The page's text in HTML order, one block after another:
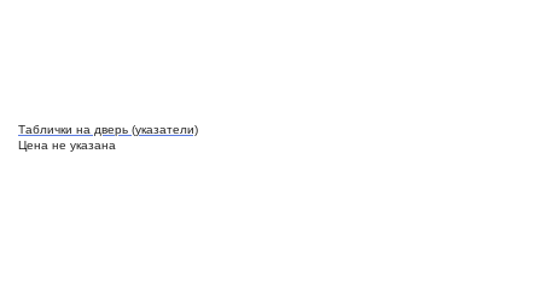
Таблички на дверь (указатели)
Цена не указана